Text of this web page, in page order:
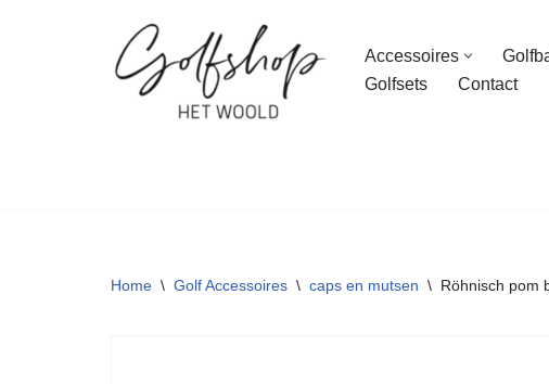
Accessoires
Golfsets
Contact
Home \ Golf Accessoires \ caps en mutsen \ Röhnisch pom